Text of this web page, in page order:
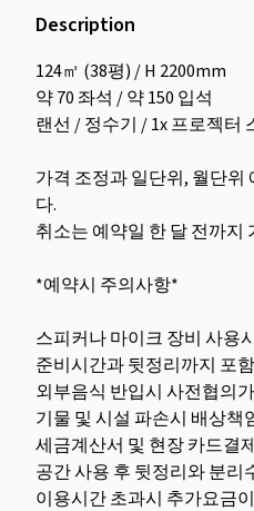
Description
124㎡ (38평) / H 2200mm
약 70 좌석 / 약 150 입석
랜선 / 정수기 / 1x 프로젝터
가격 조정과 일단위, 월단
다.
취소는 예약일 한 달 전까지
*예약시 주의사항*
스피커나 마이크 장비 사용
준비시간과 뒷정리까지 포
외부음식 반입시 사전협의
기물 및 시설 파손시 배상책
세금계산서 및 현장 카드결
공간 사용 후 뒷정리와 분리
이용시간 초과시 추가요금